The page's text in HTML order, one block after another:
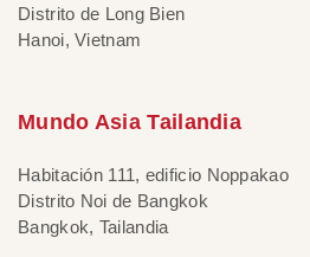
Distrito de Long Bien
Hanoi, Vietnam
Mundo Asia Tailandia
Habitación 111, edificio Noppakao
Distrito Noi de Bangkok
Bangkok, Tailandia